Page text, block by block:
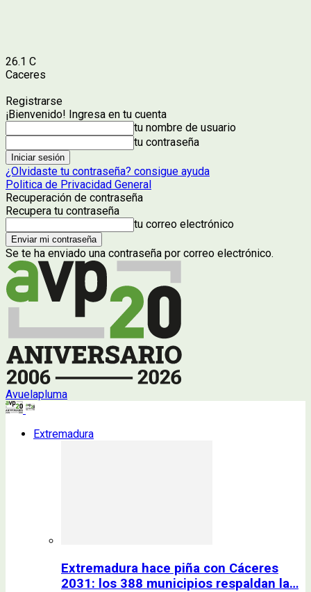
26.1 C
Caceres
Registrarse
¡Bienvenido! Ingresa en tu cuenta
tu nombre de usuario
tu contraseña
¿Olvidaste tu contraseña? consigue ayuda
Politica de Privacidad General
Recuperación de contraseña
Recupera tu contraseña
tu correo electrónico
Se te ha enviado una contraseña por correo electrónico.
Avuelapluma
Extremadura
Extremadura hace piña con Cáceres
2031: los 388 municipios respaldan la…